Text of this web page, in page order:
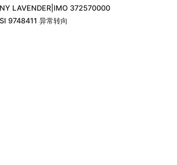
LAVENDER|IMO 372570000
9748411 异常转向